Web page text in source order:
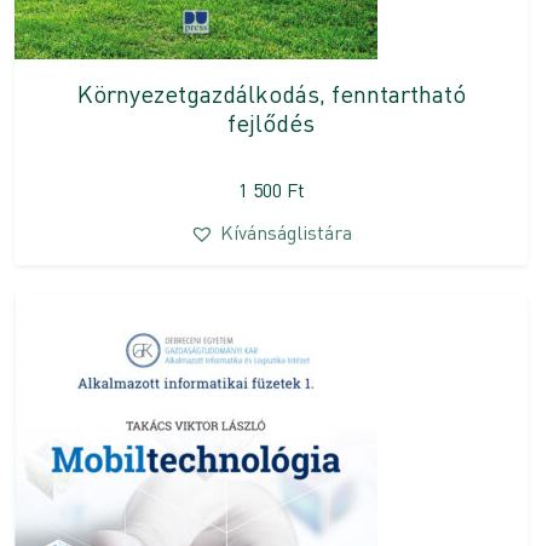
Környezetgazdálkodás, fenntartható
fejlődés
1 500 Ft
Kívánságlistára